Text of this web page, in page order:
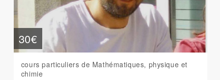
30€
cours particuliers de Mathématiques, physique et
chimie